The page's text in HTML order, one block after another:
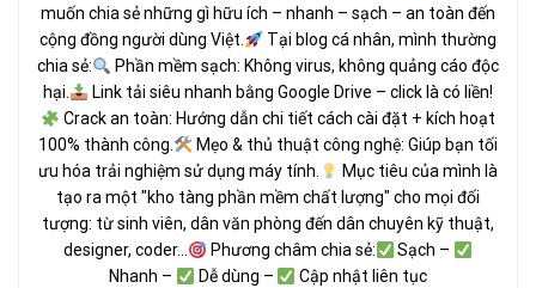
muốn chia sẻ những gì hữu ích – nhanh – sạch – an toàn đến
cộng đồng người dùng Việt.
Tại blog cá nhân, mình thường
chia sẻ:
Phần mềm sạch: Không virus, không quảng cáo độc
hại.
Link tải siêu nhanh bằng Google Drive – click là có liền!
Crack an toàn: Hướng dẫn chi tiết cách cài đặt + kích hoạt
100% thành công.
Mẹo & thủ thuật công nghệ: Giúp bạn tối
ưu hóa trải nghiệm sử dụng máy tính.
Mục tiêu của mình là
tạo ra một "kho tàng phần mềm chất lượng" cho mọi đối
tượng: từ sinh viên, dân văn phòng đến dân chuyên kỹ thuật,
designer, coder...
Phương châm chia sẻ:
Sạch –
Nhanh –
Dễ dùng – Cập nhật liên tục